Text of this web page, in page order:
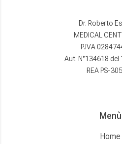
Dr. Roberto
MEDICAL
P.IVA
Aut. N°134618
REA PS-
Menù
Home